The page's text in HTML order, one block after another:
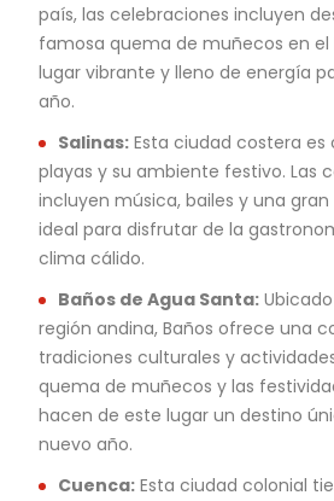
país, las celebraciones incluyen
famosa quema de muñecos en el
lugar vibrante y lleno de energía
año.
Salinas: Esta ciudad costera es
playas y su ambiente festivo. Las
incluyen música, bailes y una
ideal para disfrutar de la
clima cálido.
Baños de Agua Santa:
región andina, Baños ofrece una
tradiciones culturales y
quema de muñecos y las
hacen de este lugar un destino
nuevo año.
Cuenca: Esta ciudad colonial